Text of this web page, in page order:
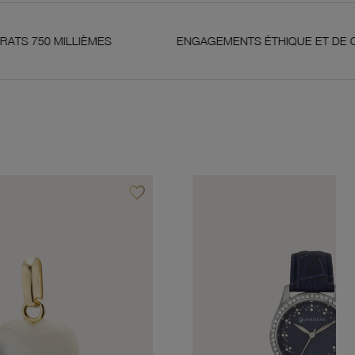
ENGAGEMENTS ÉTHIQUE ET DE QUALITÉ
favorite_borderAjouter à vos favoris